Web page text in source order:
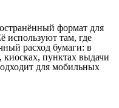
формат для
используют там, где
расход бумаги: в
киосках, пунктах выдачи
для мобильных